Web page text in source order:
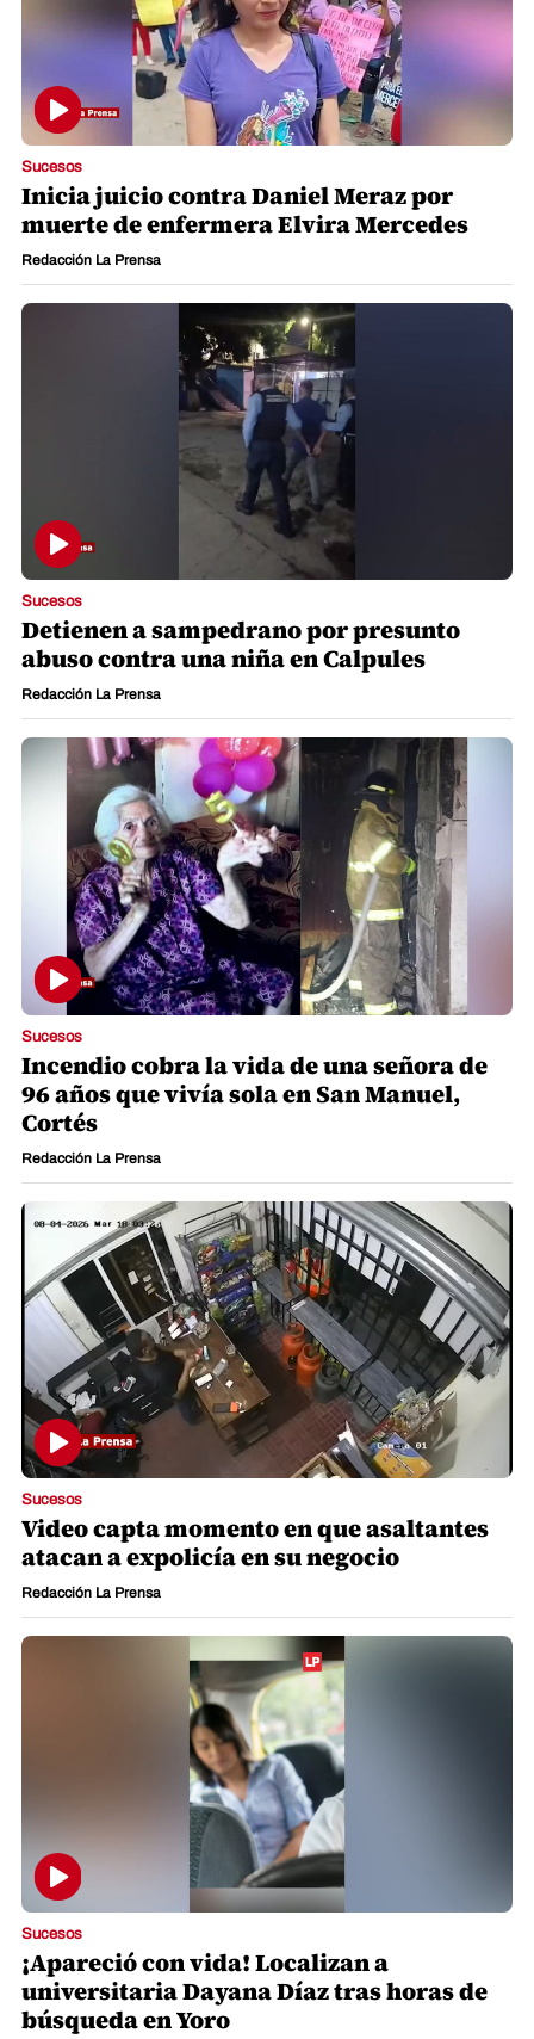
Sucesos
Inicia juicio contra Daniel Meraz por
muerte de enfermera Elvira Mercedes
Redacción La Prensa
Sucesos
Detienen a sampedrano por presunto
abuso contra una niña en Calpules
Redacción La Prensa
Sucesos
Incendio cobra la vida de una señora de
96 años que vivía sola en San Manuel,
Cortés
Redacción La Prensa
Sucesos
Video capta momento en que asaltantes
atacan a expolicía en su negocio
Redacción La Prensa
Sucesos
¡Apareció con vida! Localizan a
universitaria Dayana Díaz tras horas de
búsqueda en Yoro